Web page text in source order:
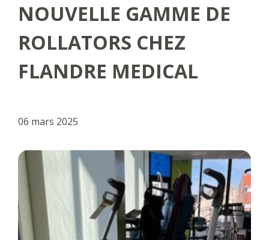
NOUVELLE GAMME DE
ROLLATORS CHEZ
FLANDRE MEDICAL
06 mars 2025